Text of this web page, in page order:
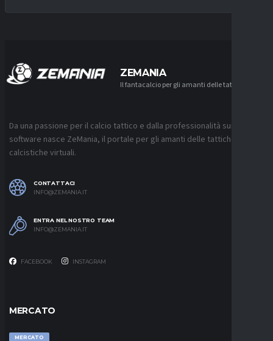
ZEMANIA
Il fantacalcio per gli amanti delle tattiche
Da una passione per il calcio tattico e dalla professionalità sui
software nasce ZeMania, il portale per gli amanti delle tattiche
calcistiche virtuali.
CONTATTACI
INFO@ZEMANIA.IT
ENTRA NEL NOSTRO TEAM
INFO@ZEMANIA.IT
FACEBOOK INSTAGRAM
MERCATO
MERCATO